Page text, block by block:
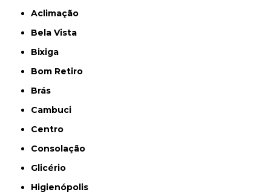
Aclimação
Bela Vista
Bixiga
Bom Retiro
Brás
Cambuci
Centro
Consolação
Glicério
Higienópolis